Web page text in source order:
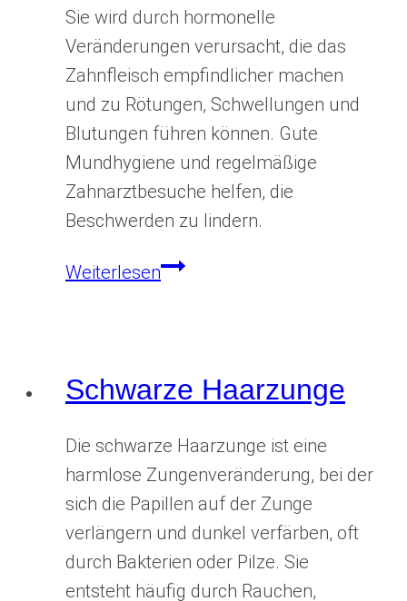
Sie wird durch hormonelle
Veränderungen verursacht, die das
Zahnfleisch empfindlicher machen
und zu Rötungen, Schwellungen und
Blutungen führen können. Gute
Mundhygiene und regelmäßige
Zahnarztbesuche helfen, die
Beschwerden zu lindern.
WeiterlesenSchwangerschaftsgingivitis
Schwarze Haarzunge
Die schwarze Haarzunge ist eine
harmlose Zungenveränderung, bei der
sich die Papillen auf der Zunge
verlängern und dunkel verfärben, oft
durch Bakterien oder Pilze. Sie
entsteht häufig durch Rauchen,